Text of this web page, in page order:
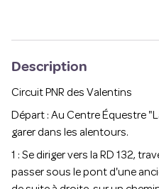
Description
Circuit PNR des Valentins
Départ : Au Centre Équestre
garer dans les alentours.
1 : Se diriger vers la RD 132,
passer sous le pont d'une